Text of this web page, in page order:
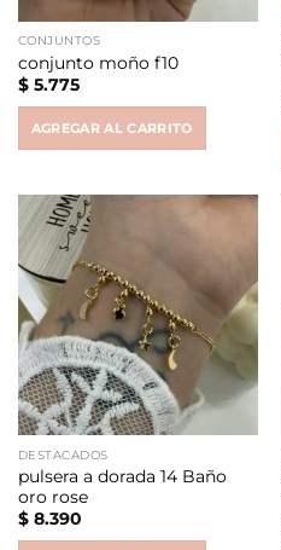
CONJUNTOS
conjunto moño f10
$5.775
AGREGAR AL CARRITO
DESTACADOS
pulsera a dorada 14 Baño
oro rose
$8.390